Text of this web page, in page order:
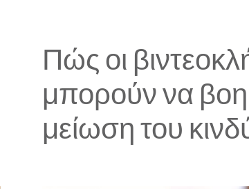
Πώς οι
μπορούν να
μείωση του